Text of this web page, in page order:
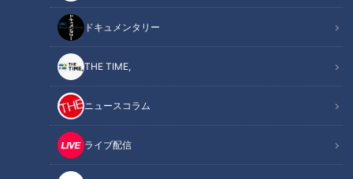
ドキュメンタリー
THE TIME,
ニュースコラム
ライブ配信
https://tver.jp/series/sr4jyby1u3
★見逃し配信【Locipo】
https://locipo.jp/playlist/70415aa2-c481-4078-813a-
360c83668bdb
---------
🚗「歩道・車道バラエティ 道との遭遇」番組公式X
https://twitter.com/cbc_michi